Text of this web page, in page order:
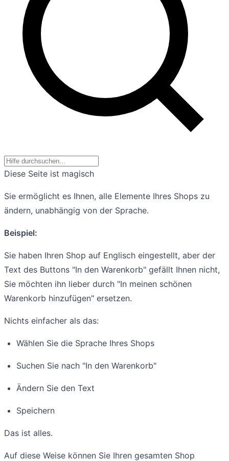
Diese Seite ist magisch
Sie ermöglicht es Ihnen, alle Elemente Ihres Shops zu
ändern, unabhängig von der Sprache.
Beispiel:
Sie haben Ihren Shop auf Englisch eingestellt, aber der
Text des Buttons "In den Warenkorb" gefällt Ihnen nicht,
Sie möchten ihn lieber durch "In meinen schönen
Warenkorb hinzufügen" ersetzen.
Nichts einfacher als das:
Wählen Sie die Sprache Ihres Shops
Suchen Sie nach "In den Warenkorb"
Ändern Sie den Text
Speichern
Das ist alles.
Auf diese Weise können Sie Ihren gesamten Shop